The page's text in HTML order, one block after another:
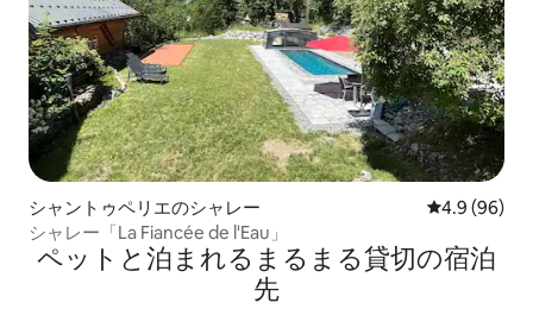
シャントゥペリエのシャレー レビュー96
4.9 (96)
シャレー「La Fiancée de l'Eau」
ペットと泊まれるまるまる貸切の宿泊
先